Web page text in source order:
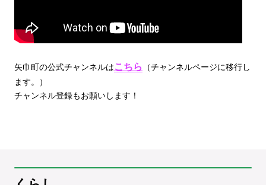
矢巾町の公式チャンネルはこちら
（チャンネルページに移行し
ます。）
チャンネル登録もお願いします！